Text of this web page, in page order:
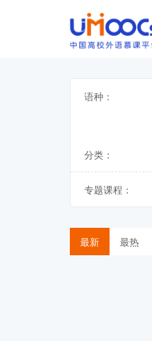
语种：
分类：
专题课程：
最新 最热